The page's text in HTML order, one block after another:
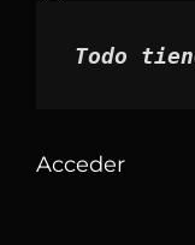
Todo
Acceder